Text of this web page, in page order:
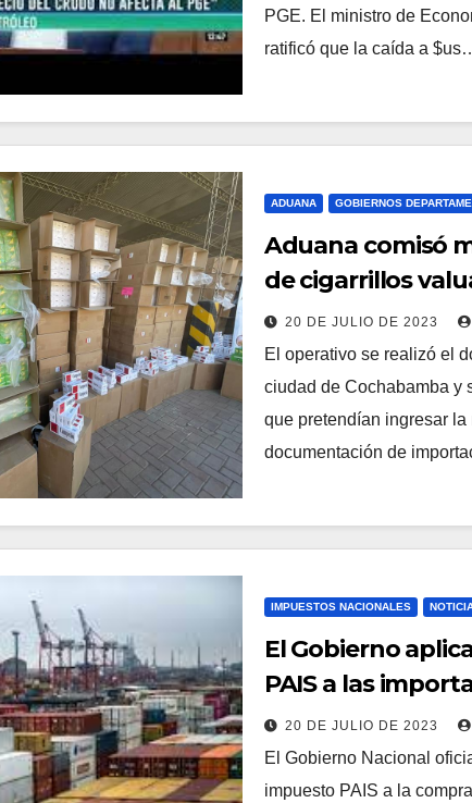
PGE. El ministro de
ratificó que la caída a
ADUANA GOBIERNOS
Aduana comisó
de cigarrillos
700.000
20 DE JULIO DE 2023
El operativo se realizó el
ciudad de Cochabamba y
que pretendían ingresar la
documentación de
IMPUESTOS NACIONALES
El Gobierno
PAIS a las
algunos bienes y
20 DE JULIO DE 2023
El Gobierno Nacional
impuesto PAIS a la